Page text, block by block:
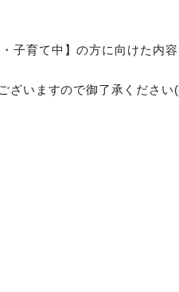
子育て中】の方に向けた内
ざいますので御了承ください